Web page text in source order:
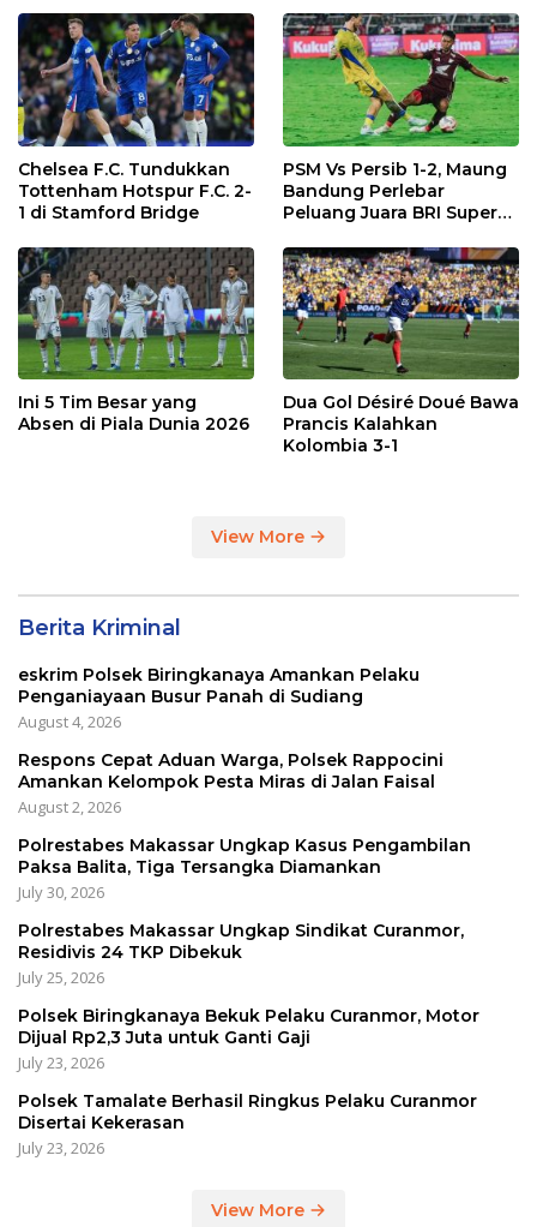
Chelsea F.C. Tundukkan
Tottenham Hotspur F.C. 2-
1 di Stamford Bridge
PSM Vs Persib 1-2, Maung
Bandung Perlebar
Peluang Juara BRI Super
Ini 5 Tim Besar yang
Absen di Piala Dunia 2026
Dua Gol Désiré Doué Bawa
Prancis Kalahkan
Kolombia 3-1
View More
Berita Kriminal
eskrim Polsek Biringkanaya Amankan Pelaku
Penganiayaan Busur Panah di Sudiang
August 4, 2026
Respons Cepat Aduan Warga, Polsek Rappocini
Amankan Kelompok Pesta Miras di Jalan Faisal
August 2, 2026
Polrestabes Makassar Ungkap Kasus Pengambilan
Paksa Balita, Tiga Tersangka Diamankan
July 30, 2026
Polrestabes Makassar Ungkap Sindikat Curanmor,
Residivis 24 TKP Dibekuk
July 25, 2026
Polsek Biringkanaya Bekuk Pelaku Curanmor, Motor
Dijual Rp2,3 Juta untuk Ganti Gaji
July 23, 2026
Polsek Tamalate Berhasil Ringkus Pelaku Curanmor
Disertai Kekerasan
July 23, 2026
View More